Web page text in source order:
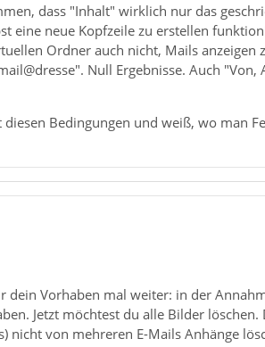
dass "Inhalt" wirklich nur das
eine neue Kopfzeile zu erstellen
Ordner auch nicht, Mails anzeigen
Null Ergebnisse. Auch "Von,
Bedingungen und weiß, wo man
dein Vorhaben mal weiter: in der
Jetzt möchtest du alle Bilder löschen.
nicht von mehreren E-Mails Anhänge